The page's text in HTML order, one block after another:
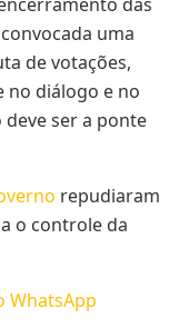
uma
de votações,
no diálogo e no
ser a ponte
repudiaram
o controle da
WhatsApp